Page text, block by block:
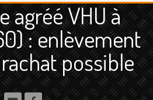
agréé VHU à
: enlèvement
possible